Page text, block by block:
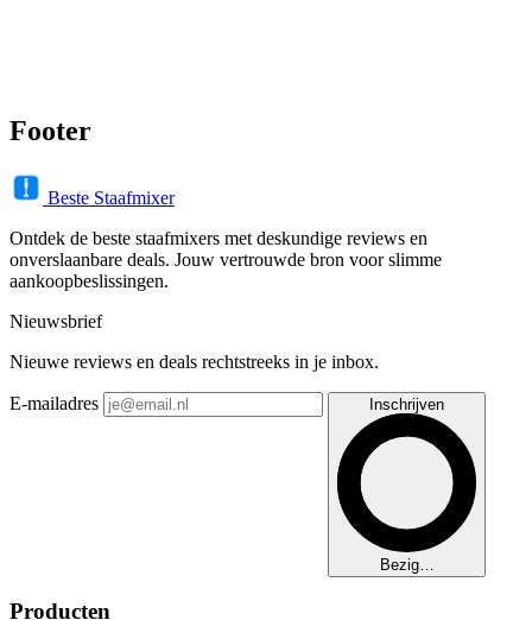
Footer
Beste Staafmixer
Ontdek de beste staafmixers met deskundige reviews en
onverslaanbare deals. Jouw vertrouwde bron voor slimme
aankoopbeslissingen.
Nieuwsbrief
Nieuwe reviews en deals rechtstreeks in je inbox.
E-mailadres Inschrijven
Bezig…
Producten